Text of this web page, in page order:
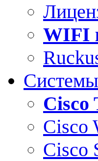
WIFI
Cisco
Cisco
Cisco